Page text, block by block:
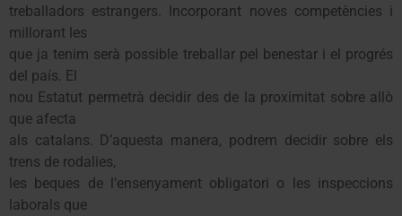
treballadors estrangers. Incorporant noves competències i
millorant les
que ja tenim serà possible treballar pel benestar i el progrés
del país. El
nou Estatut permetrà decidir des de la proximitat sobre allò
que afecta
als catalans. D’aquesta manera, podrem decidir sobre els
trens de rodalies,
les beques de l’ensenyament obligatori o les inspeccions
laborals que